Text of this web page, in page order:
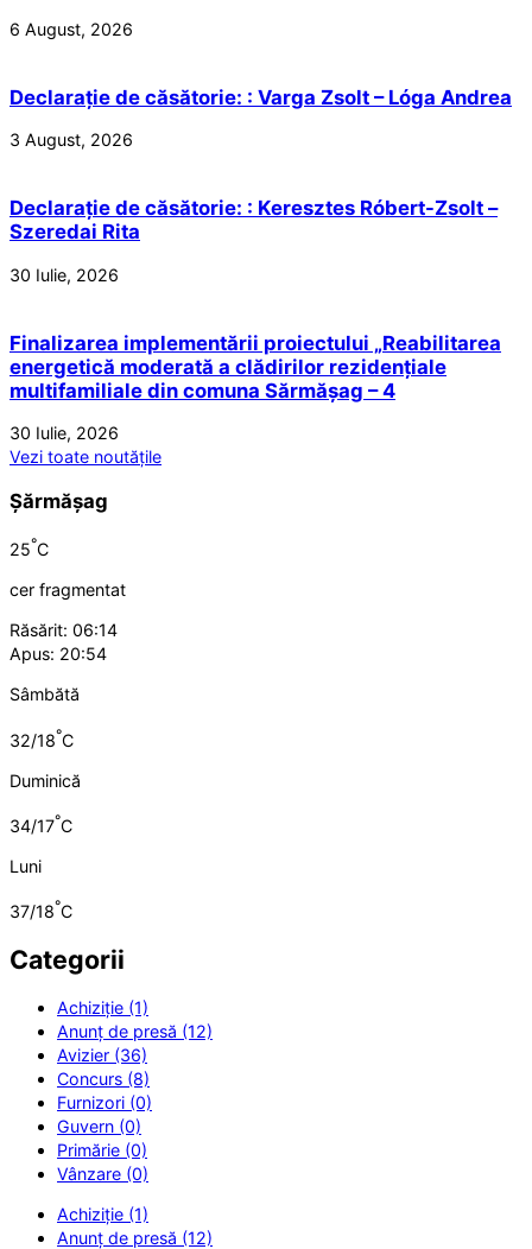
6 August, 2026
Declarație de căsătorie: : Varga Zsolt – Lóga Andrea
3 August, 2026
Declarație de căsătorie: : Keresztes Róbert-Zsolt –
Szeredai Rita
30 Iulie, 2026
Finalizarea implementării proiectului „Reabilitarea
energetică moderată a clădirilor rezidențiale
multifamiliale din comuna Sărmășag – 4
30 Iulie, 2026
Vezi toate noutățile
Șărmășag
25°C
cer fragmentat
Răsărit: 06:14
Apus: 20:54
Sâmbătă
32/18°C
Duminică
34/17°C
Luni
37/18°C
Categorii
Achiziție (1)
Anunț de presă (12)
Avizier (36)
Concurs (8)
Furnizori (0)
Guvern (0)
Primărie (0)
Vânzare (0)
Achiziție (1)
Anunț de presă (12)